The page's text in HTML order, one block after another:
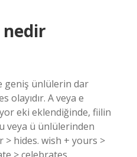
geniş ünlülerin dar
olayıdır. A veya e
eki eklendiğinde, fiilin
veya ü ünlülerinden
hides. wish + yours >